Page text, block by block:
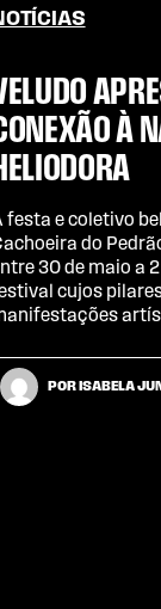
À
festa e coletivo
do
30 de maio a
cujos
POR ISABELA